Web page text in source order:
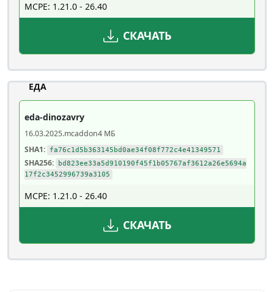
MCPE: 1.21.0 - 26.40
СКАЧАТЬ
ЕДА
eda-dinozavry
16.03.2025.mcaddon4 МБ
SHA1:
fa76c1d5b363145bd0ae34f08f772c4e41349571
SHA256:
bd823ee33a5d910190f45f1b05767af3612a26e5694a
17f2c3452996739a3105
MCPE: 1.21.0 - 26.40
СКАЧАТЬ